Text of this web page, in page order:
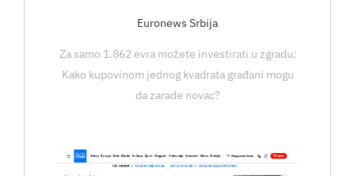
Euronews Srbija
Za samo 1.862 evra možete investirati u zgradu:
Kako kupovinom jednog kvadrata građani mogu
da zarade novac?